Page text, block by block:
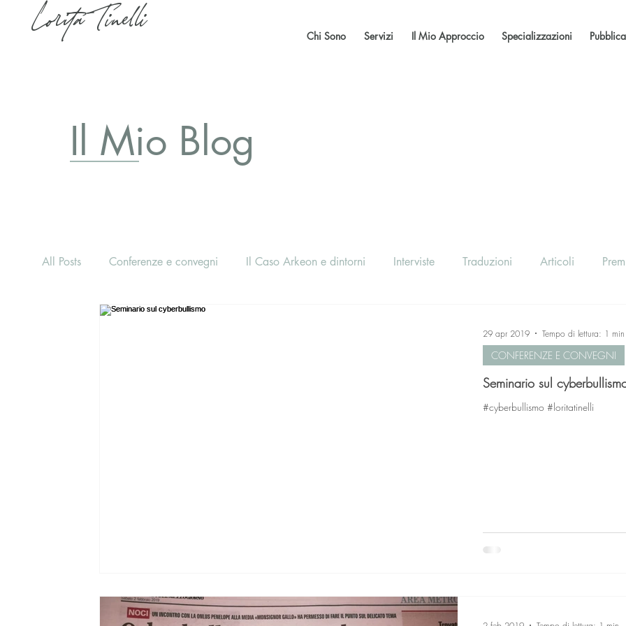
Lorita Tinelli Chi Sono Servizi Il Mio Approccio Specializzazioni
Il Mio Blog
All Posts Conferenze e convegni Il Caso Arkeon e dintorni Interviste Traduzioni Articoli
Ripercussioni Articoli in inglese
Seminario sul
#cyberbullismo #loritatinelli
CONFERENZE E CONVEGNI
29 apr 2019 Tempo di lettura: 1 min